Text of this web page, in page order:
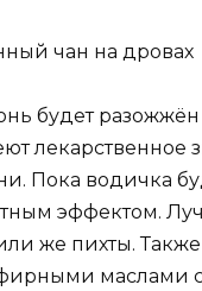
будет
лекарственное
Пока водичка
эффектом.
же пихты. Также
маслами